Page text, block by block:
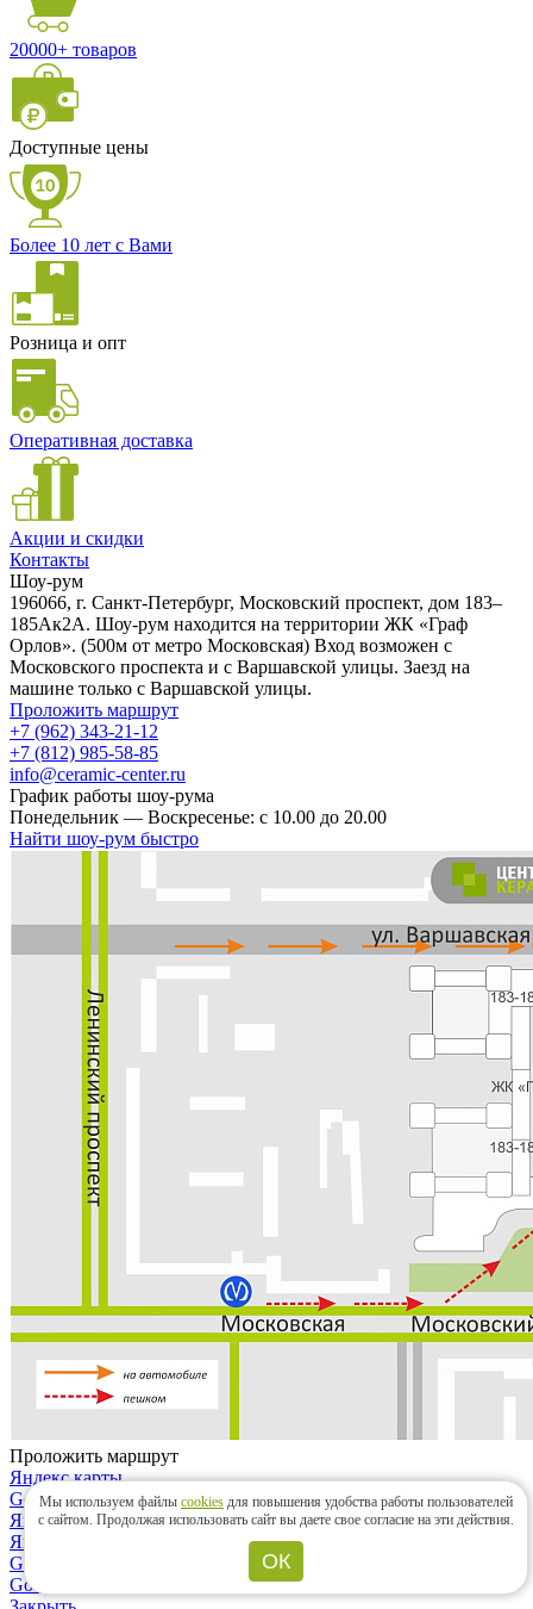
20000+ товаров
Доступные цены
Более 10 лет с Вами
Розница и опт
Оперативная доставка
Акции и скидки
Контакты
Шоу-рум
196066, г. Санкт-Петербург, Московский проспект, дом 183–
185Ак2А. Шоу-рум находится на территории ЖК «Граф
Орлов». (500м от метро Московская) Вход возможен с
Московского проспекта и с Варшавской улицы. Заезд на
машине только с Варшавской улицы.
Проложить маршрут
+7 (962) 343-21-12
+7 (812) 985-58-85
info@ceramic-center.ru
График работы шоу-рума
Понедельник — Воскресенье: с 10.00 до 20.00
Найти шоу-рум быстро
Проложить маршрут
Яндекс.карты
Google maps
Яндекс.карты
Яндекс.навигатор
Google maps
Google maps
Мы используем файлы cookies для повышения удобства работы пользователей
с сайтом. Продолжая использовать сайт вы даете свое согласие на эти действия.
ОК